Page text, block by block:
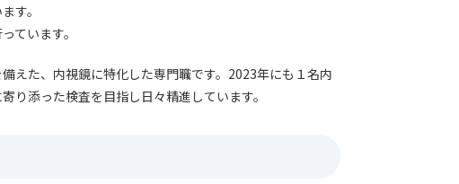
す。
ています。
えた、内視鏡に特化した専門職です。2023年にも１名内
り添った検査を目指し日々精進しています。